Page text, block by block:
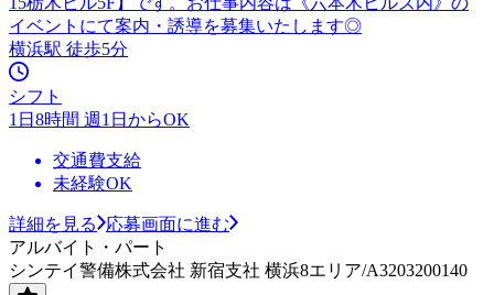
イベントにて案内・誘導を募集いたします◎
横浜駅 徒歩5分
シフト
1日8時間 週1日からOK
交通費支給
未経験OK
詳細を見る
応募画面に進む
アルバイト・パート
シンテイ警備株式会社 新宿支社 横浜8エリア/A3203200140